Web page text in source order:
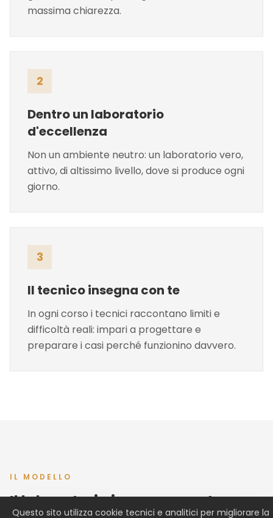
massima chiarezza.
2
Dentro un laboratorio
d'eccellenza
Non un ambiente neutro: un laboratorio vero,
attivo, di altissimo livello, dove si produce ogni
giorno.
3
Il tecnico insegna con te
In ogni corso i tecnici raccontano limiti e
difficoltà reali: impari a progettare e
preparare i casi perché funzionino davvero.
IL MODELLO
Il laboratorio insegna con te
Questo sito utilizza cookie tecnici e analitici per migliorare la